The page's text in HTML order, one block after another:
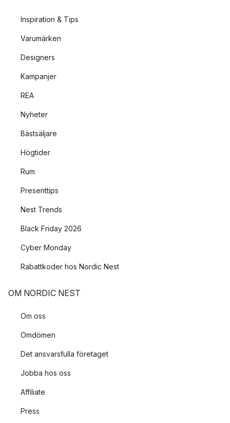
Inspiration & Tips
Varumärken
Designers
Kampanjer
REA
Nyheter
Bästsäljare
Högtider
Rum
Presenttips
Nest Trends
Black Friday 2026
Cyber Monday
Rabattkoder hos Nordic Nest
OM NORDIC NEST
Om oss
Omdömen
Det ansvarsfulla företaget
Jobba hos oss
Affiliate
Press